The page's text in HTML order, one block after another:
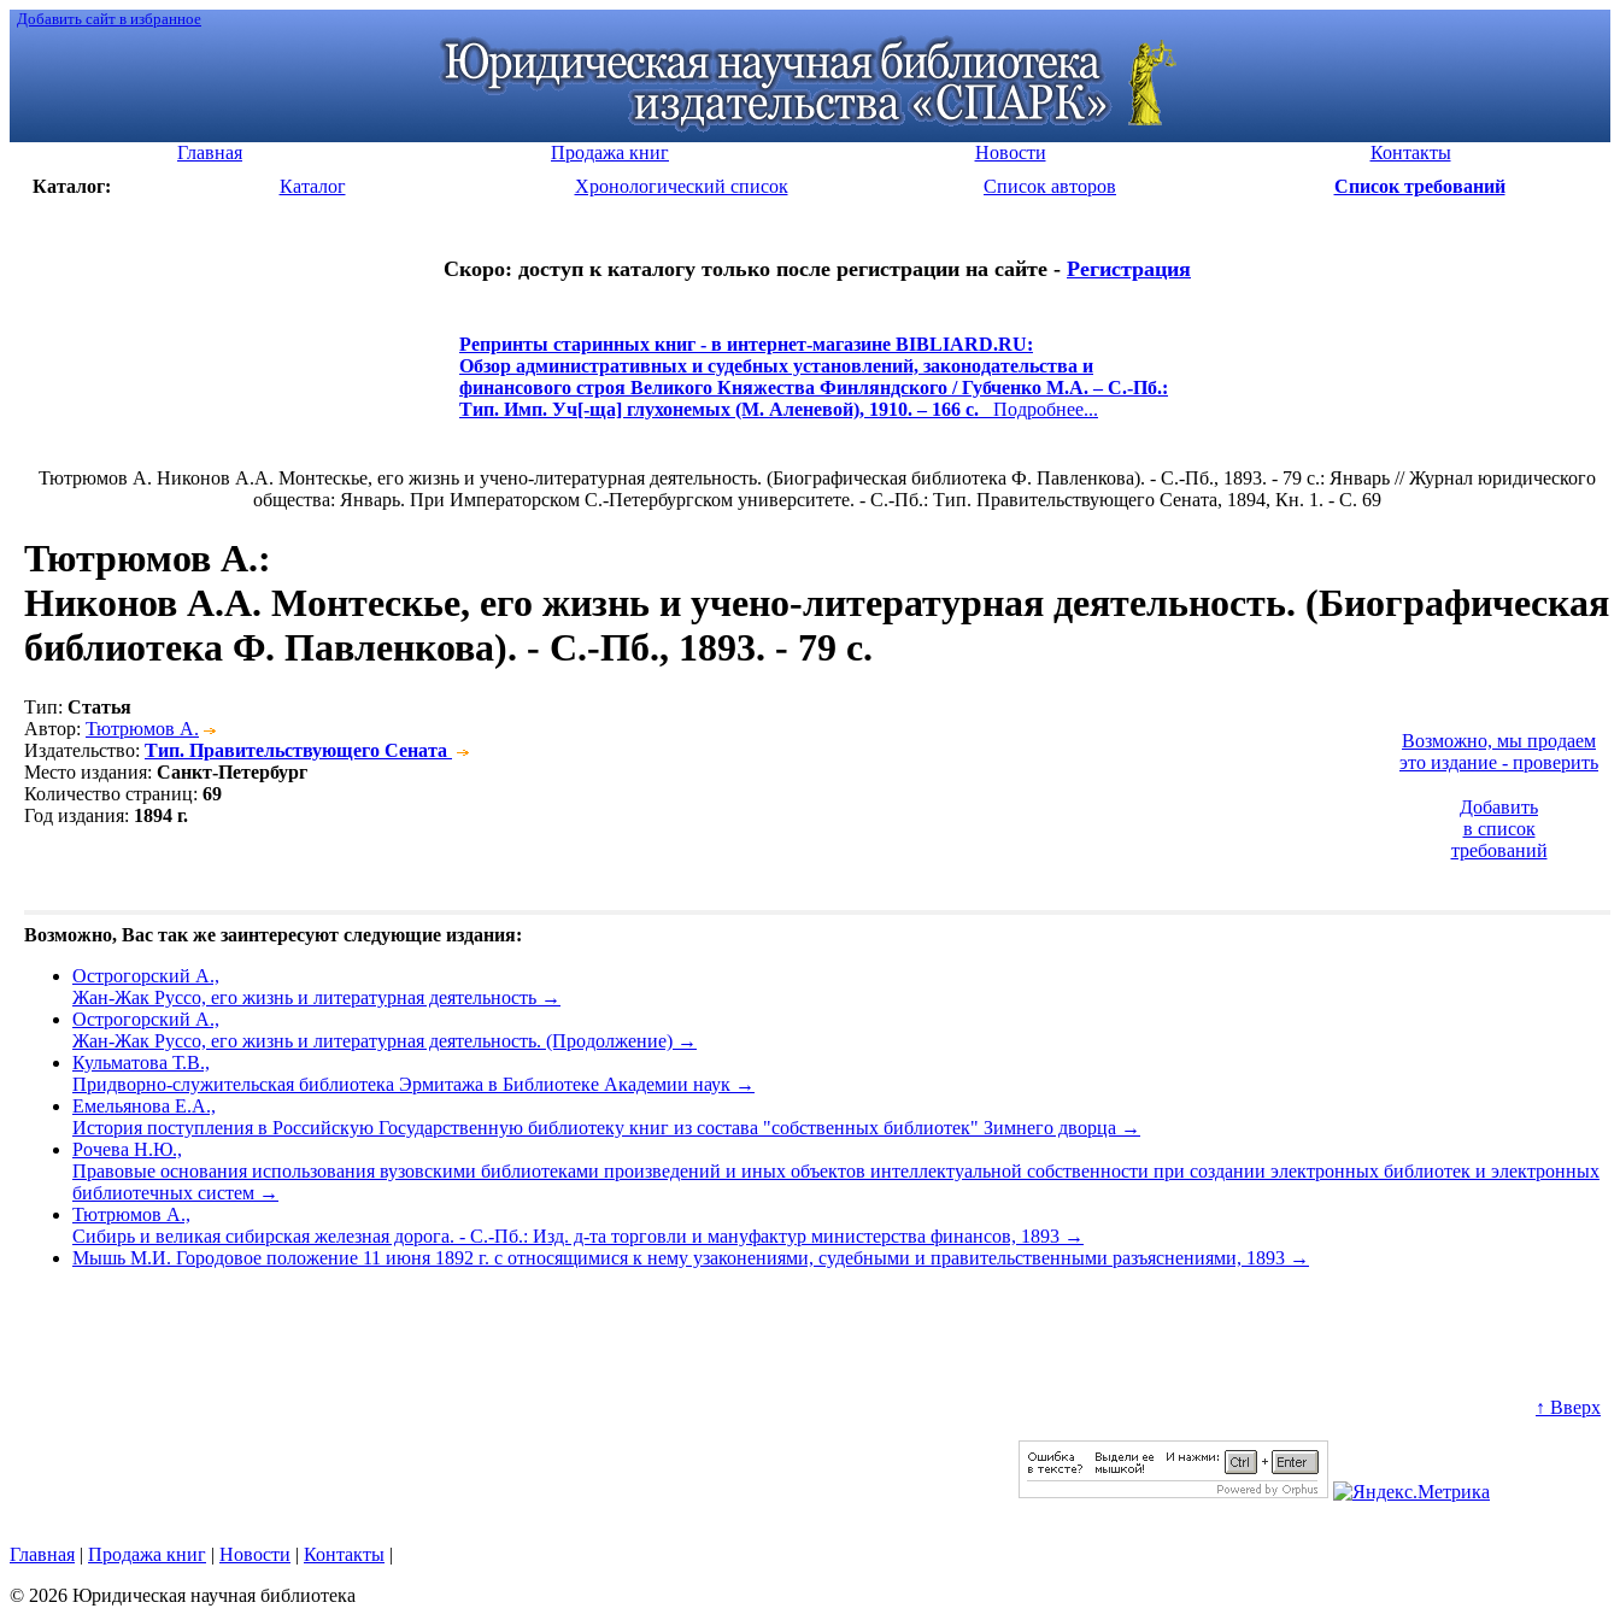
Добавить сайт в избранное
Главная Продажа книг Новости
Контакты
Каталог:
Каталог Хронологический список Список авторов Список требований
Скоро: доступ к каталогу только после регистрации на сайте - Регистрация
Репринты старинных книг - в интернет-магазине BIBLIARD.RU:
Обзор административных и судебных установлений, законодательства и
финансового строя Великого Княжества Финляндского / Губченко М.А. – С.-Пб.:
Тип. Имп. Уч[-ща] глухонемых (М. Аленевой), 1910. – 166 с. Подробнее...
Тютрюмов А. Никонов А.А. Монтескье, его жизнь и учено-литературная деятельность. (Биографическая библиотека Ф. Павленкова). - С.-Пб., 1893. - 79 с.: Январь // Журнал юридического
общества: Январь. При Императорском С.-Петербургском университете. - С.-Пб.: Тип. Правительствующего Сената, 1894, Кн. 1. - С. 69
Тютрюмов А.:
Никонов А.А. Монтескье, его жизнь и учено-литературная деятельность. (Биографическая
библиотека Ф. Павленкова). - С.-Пб., 1893. - 79 с.
Тип: Статья
Автор: Тютрюмов А.
Издательство: Тип. Правительствующего Сената
Место издания: Санкт-Петербург
Количество страниц: 69
Год издания: 1894 г.
Возможно, мы продаем
это издание - проверить
Добавить
в список
требований
Возможно, Вас так же заинтересуют следующие издания:
Острогорский А.,
Жан-Жак Руссо, его жизнь и литературная деятельность →
Острогорский А.,
Жан-Жак Руссо, его жизнь и литературная деятельность. (Продолжение) →
Кульматова Т.В.,
Придворно-служительская библиотека Эрмитажа в Библиотеке Академии наук →
Емельянова Е.А.,
История поступления в Российскую Государственную библиотеку книг из состава "собственных библиотек" Зимнего дворца →
Рочева Н.Ю.,
Правовые основания использования вузовскими библиотеками произведений и иных объектов интеллектуальной собственности при создании электронных библиотек и электронных
библиотечных систем →
Тютрюмов А.,
Сибирь и великая сибирская железная дорога. - С.-Пб.: Изд. д-та торговли и мануфактур министерства финансов, 1893 →
Мышь М.И. Городовое положение 11 июня 1892 г. с относящимися к нему узаконениями, судебными и правительственными разъяснениями, 1893 →
↑ Вверх
Главная | Продажа книг | Новости | Контакты |
© 2026 Юридическая научная библиотека